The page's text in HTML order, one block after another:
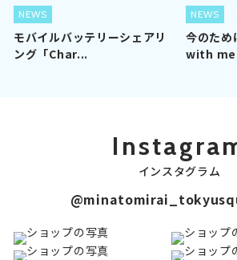
NEWS
モバイルバッテリーシェアリ
ング「Char...
NEWS
今のため
with
インスタグラム